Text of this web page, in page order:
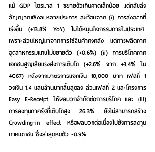
แม้ GDP ไตรมาส 1 ขยายตัวเกินคาดเล็กน้อย แต่กลับส่ง
สัญญาณเชิงลบหลายประการ สะท้อนจาก (i) การส่งออกที่
เร่งขึ้น (+13.8% YoY) ไม่ได้หนุนกิจกรรมภายในประเทศ
เพราะส่วนใหญ่มาจากการใช้สินค้าคงคลัง แต่การผลิตภาค
อุตสาหกรรมแทบไม่ขยายตัว (+0.6%) (ii) การบริโภคภาค
เอกชนสูญเสียแรงส่งการเติบโต (+2.6% จาก +3.4% ใน
4Q67) หลังจากมาตรการแจกเงิน 10,000 บาท เฟสที่ 1
วงเงิน 1.4 แสนล้านบาทสิ้นสุดลง ส่วนเฟสที่ 2 และโครงการ
Easy E-Receipt ให้ผลบวกจำกัดต่อการบริโภค และ (iii)
การลงทุนภาครัฐที่เติบโตสูง 26.3% ยังไม่สามารถสร้าง
Crowding-in effect หรือผลบวกต่อเนื่องไปยังการลงทุน
ภาคเอกชน ซึ่งล่าสุดหดตัว -0.9%